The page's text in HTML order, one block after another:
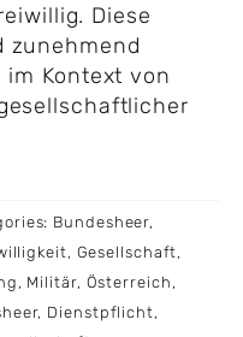
Diese
zunehmend
Kontext von
Bundesheer,
, Gesellschaft,
, Militär, Österreich ,
, Dienstpflicht,